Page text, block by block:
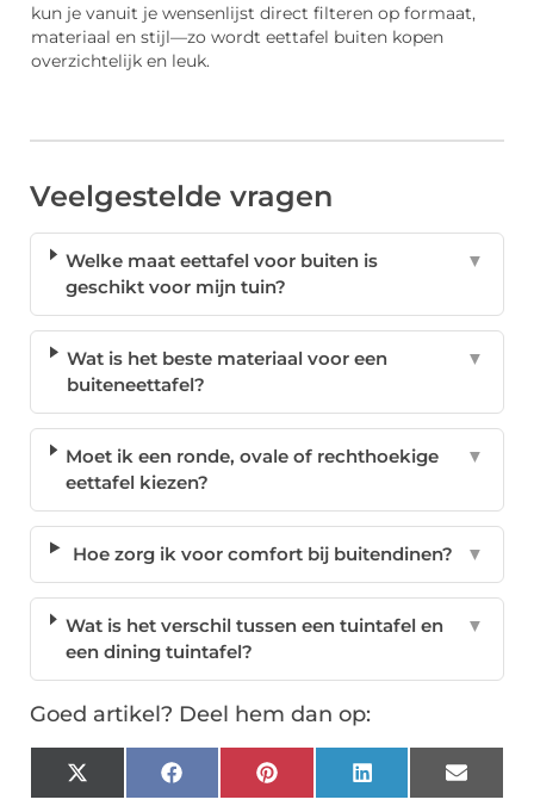
kun je vanuit je wensenlijst direct filteren op formaat,
materiaal en stijl—zo wordt eettafel buiten kopen
overzichtelijk en leuk.
Veelgestelde vragen
Welke maat eettafel voor buiten is
geschikt voor mijn tuin?
▼
Wat is het beste materiaal voor een
buiteneettafel?
▼
Moet ik een ronde, ovale of rechthoekige
eettafel kiezen?
▼
Hoe zorg ik voor comfort bij buitendinen? ▼
Wat is het verschil tussen een tuintafel en
een dining tuintafel?
▼
Goed artikel? Deel hem dan op:
X
(Twitter)
FacebookPinterest LinkedIn Email